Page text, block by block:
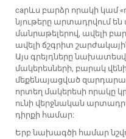
caրևս բարձր որակի կամ
նյութերը արտադրվում
մանրաթելերով, ավելի
ավելի ճշգրիտ
Այս գրեյդները
մակերեսների, բարակ
մեքենայացված
որտեղ մակերեսի որակը
ունի վերջնական
դիրքի համար:
Երբ նախագծի համար